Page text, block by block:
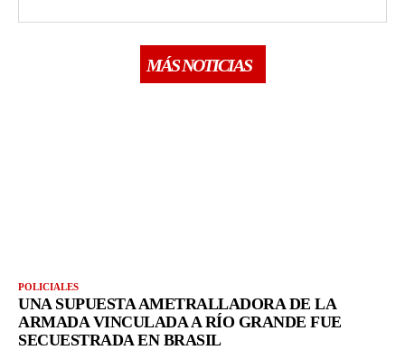
MÁS NOTICIAS
POLICIALES
UNA SUPUESTA AMETRALLADORA DE LA
ARMADA VINCULADA A RÍO GRANDE FUE
SECUESTRADA EN BRASIL